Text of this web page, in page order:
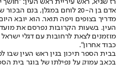
רז שגיא, ראש עיריית ראש העין:
אדם בן ה-20 לוחם במגלן, בנם
מדריך בצופים ויפה תואר. הוא יובא
העין. בשעות הקרובות נפרסם את
מוזמנים לצאת לרחובות עם דגלי
כבוד אחרון".
בבית הספר תיכון בגין ראש העין שבו
בכאב עמוק על נפילתו של בוגר בית